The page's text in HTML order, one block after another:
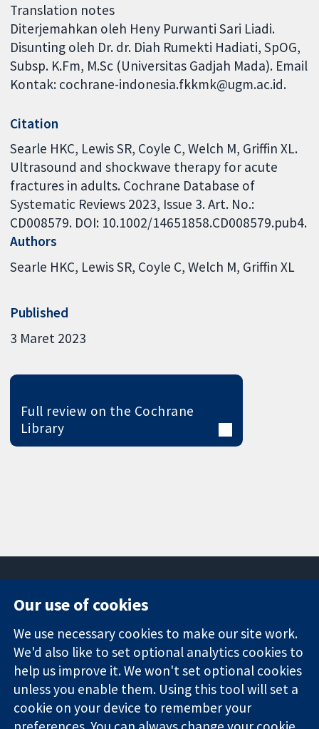
Translation notes
Diterjemahkan oleh Heny Purwanti Sari Liadi.
Disunting oleh Dr. dr. Diah Rumekti Hadiati, SpOG,
Subsp. K.Fm, M.Sc (Universitas Gadjah Mada). Email
Kontak: cochrane-indonesia.fkkmk@ugm.ac.id.
Citation
Searle HKC, Lewis SR, Coyle C, Welch M, Griffin XL.
Ultrasound and shockwave therapy for acute
fractures in adults. Cochrane Database of
Systematic Reviews 2023, Issue 3. Art. No.:
CD008579. DOI: 10.1002/14651858.CD008579.pub4.
Authors
Searle HKC Lewis SR Coyle C Welch M Griffin XL
Published
3 Maret 2023
Full review on the Cochrane
Library
Trusted
evidence.
Informed
decisions.
Better health.
Square
London
W1G 0AN
Inggris
News
Press office
About us
Jobs
Cochrane
Library
Our use of cookies
We use necessary cookies to make our site work.
We'd also like to set optional analytics cookies to
help us improve it. We won't set optional cookies
unless you enable them. Using this tool will set a
cookie on your device to remember your